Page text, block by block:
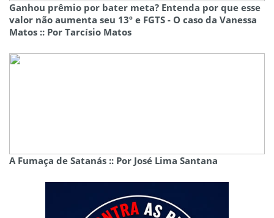
Ganhou prêmio por bater meta? Entenda por que esse
valor não aumenta seu 13º e FGTS - O caso da Vanessa
Matos :: Por Tarcísio Matos
A Fumaça de Satanás :: Por José Lima Santana